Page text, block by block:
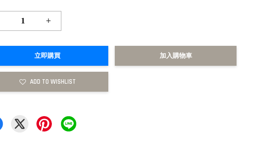
+
立即購買 加入購物車
ADD TO WISHLIST